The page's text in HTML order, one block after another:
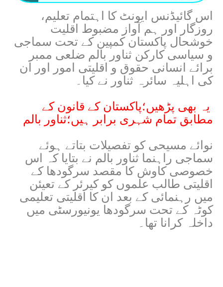
اس گائیڈنس ایونٹ کا اہتمام تعلیم،
روزگار اور ہم آواز مضبوط اقلیت
خوشحال پاکستان کمپین کے تحت سماجی
و سیاسی کارکن ثناور بالم ضلعی ممبر
برائے انسانی حقوق و اقلیتی امور اور ان
کی اہلیہ سائرہ ثناور نے کیا۔
یہ بھی پڑھیں؛پاکستان کے قانون کے
مطابق تمام شہری برابر ہیں؛ثناور بالم
نوائے مسیحی کو تفصیلات بتاتے ہوئے
سماجی راہنما ثناور بالم نے بتایا کہ اس
خصوصی کاوش کا مقصد سرگودھا کے
اقلیتی طالب علموں کو کیرئر کے تعیئن
میں رہنمائی کے بعد ان کا اقلیتی تعلیمی
کوٹہ کے تحت سرگودھا یونیورسٹی میں
داخلہ کرانا تھا۔